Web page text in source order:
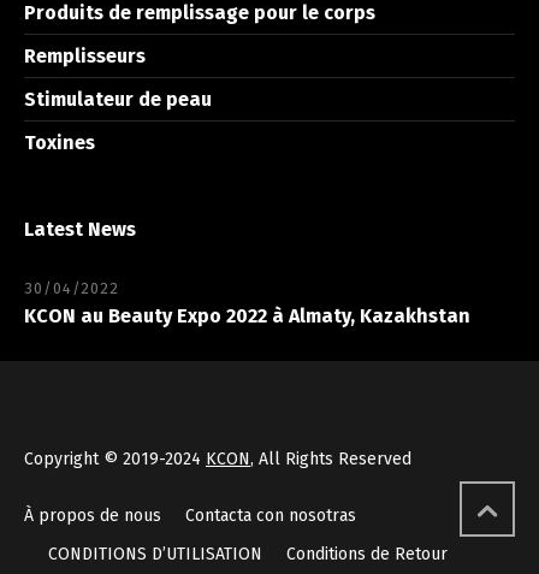
Produits de remplissage pour le corps
Remplisseurs
Stimulateur de peau
Toxines
Latest News
30/04/2022
KCON au Beauty Expo 2022 à Almaty, Kazakhstan
Copyright © 2019-2024 KCON, All Rights Reserved
À propos de nous
Contacta con nosotras
CONDITIONS D’UTILISATION
Conditions de Retour